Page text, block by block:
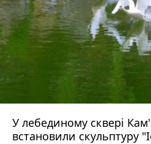
У лебединому сквері Кам'янця-Подільського
встановили скульптуру